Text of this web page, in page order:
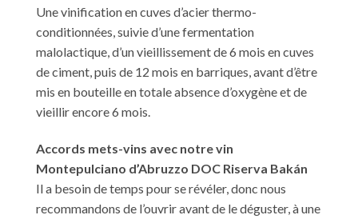
Une vinification en cuves d’acier thermo-
conditionnées, suivie d’une fermentation
malolactique, d’un vieillissement de 6 mois en cuves
de ciment, puis de 12 mois en barriques, avant d’être
mis en bouteille en totale absence d’oxygène et de
vieillir encore 6 mois.
Accords mets-vins avec notre vin
Montepulciano d’Abruzzo DOC Riserva Bakán
Il a besoin de temps pour se révéler, donc nous
recommandons de l’ouvrir avant de le déguster, à une